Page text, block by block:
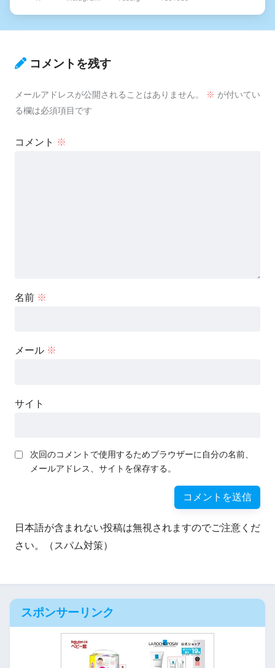
コメントを残す
メールアドレスが公開されることはありません。 ※ が付いてい
る欄は必須項目です
コメント ※
名前 ※
メール ※
サイト
次回のコメントで使用するためブラウザーに自分の名前、
メールアドレス、サイトを保存する。
日本語が含まれない投稿は無視されますのでご注意くだ
さい。（スパム対策）
スポンサーリンク